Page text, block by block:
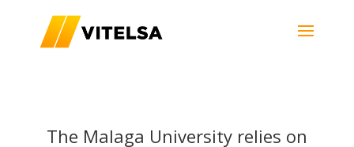
The Malaga University relies on